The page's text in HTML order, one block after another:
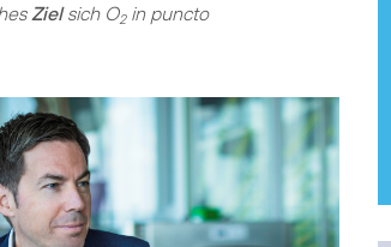
Zielsich O2in puncto